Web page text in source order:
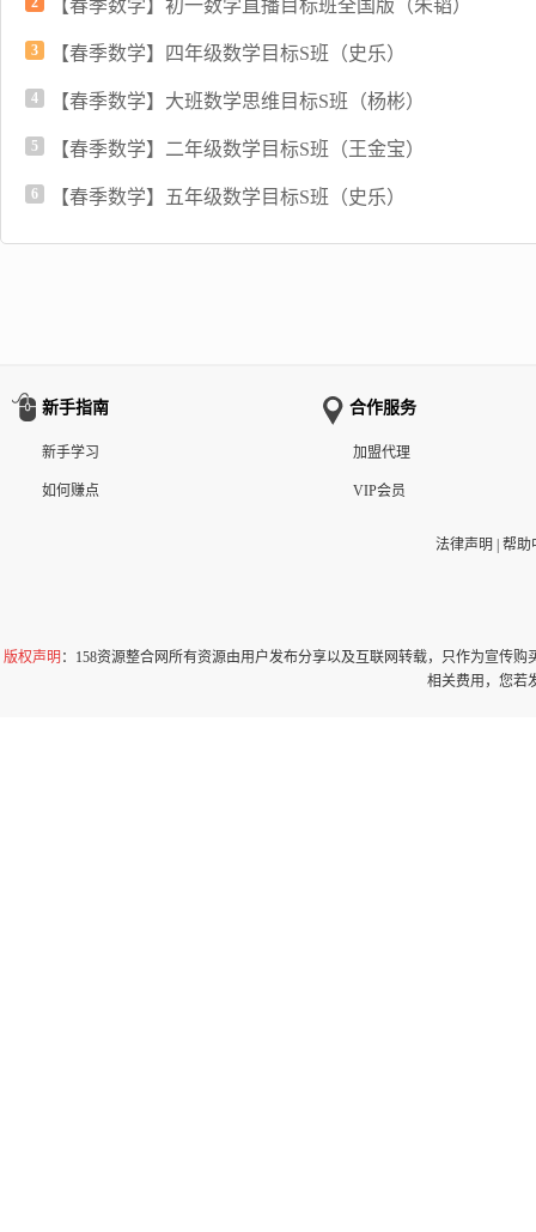
【春季数学】初一数学直播目标班全国版（朱韬）
3 【春季数学】四年级数学目标S班（史乐）
4 【春季数学】大班数学思维目标S班（杨彬）
5 【春季数学】二年级数学目标S班（王金宝）
6 【春季数学】五年级数学目标S班（史乐）
新手指南
新手学习
如何赚点
合作服务
加盟代理
VIP会员
法律声明 帮助
版权声明 ：158资源整合网所有资源由用户发布分享以及互联网转载，只作为宣传
相关费用，您若